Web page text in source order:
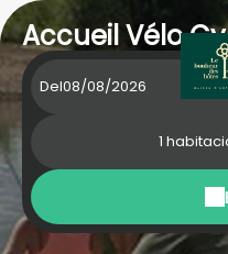
Accueil Vélo
Del
1